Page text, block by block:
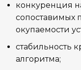
конкуренция
сопоставимых
окупаемости
стабильность
алгоритма;